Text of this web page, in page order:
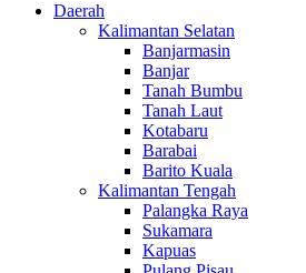
Daerah
Kalimantan Selatan
Banjarmasin
Banjar
Tanah Bumbu
Tanah Laut
Kotabaru
Barabai
Barito Kuala
Kalimantan Tengah
Palangka Raya
Sukamara
Kapuas